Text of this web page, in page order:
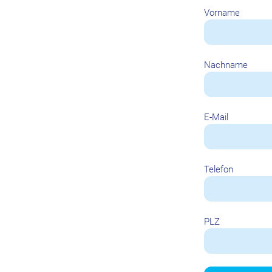
Vorname
Nachname
E-Mail
Telefon
PLZ